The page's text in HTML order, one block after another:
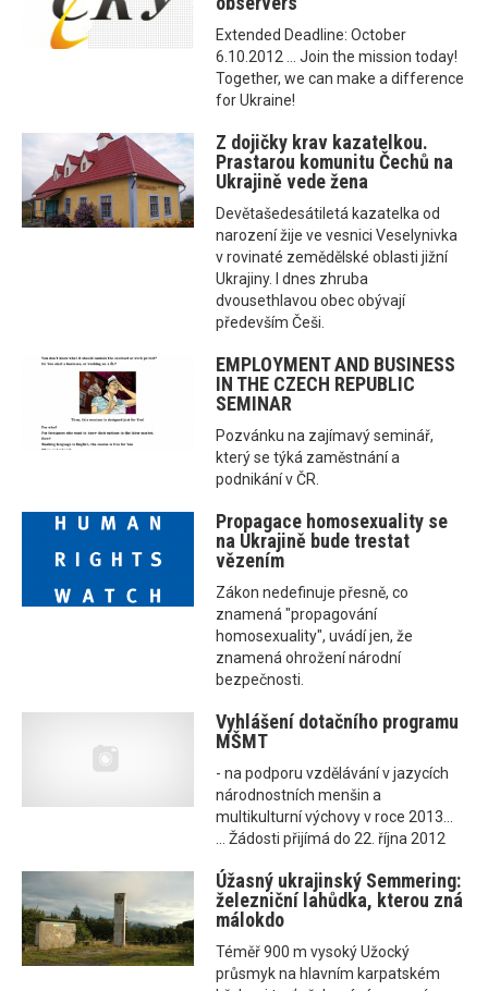
Extended Deadline: October
6.10.2012 ... Join the mission today!
Together, we can make a difference
for Ukraine!
Z dojičky krav kazatelkou.
Prastarou komunitu Čechů na
Ukrajině vede žena
Devětašedesátiletá kazatelka od
narození žije ve vesnici Veselynivka
v rovinaté zemědělské oblasti jižní
Ukrajiny. I dnes zhruba
dvousethlavou obec obývají
především Češi.
EMPLOYMENT AND BUSINESS
IN THE CZECH REPUBLIC
SEMINAR
Pozvánku na zajímavý seminář,
který se týká zaměstnání a
podnikání v ČR.
Propagace homosexuality se
na Ukrajině bude trestat
vězením
Zákon nedefinuje přesně, co
znamená "propagování
homosexuality", uvádí jen, že
znamená ohrožení národní
bezpečnosti.
Vyhlášení dotačního programu
MŠMT
- na podporu vzdělávání v jazycích
národnostních menšin a
multikulturní výchovy v roce 2013...
... Žádosti přijímá do 22. října 2012
Úžasný ukrajinský Semmering:
železniční lahůdka, kterou zná
málokdo
Téměř 900 m vysoký Užocký
průsmyk na hlavním karpatském